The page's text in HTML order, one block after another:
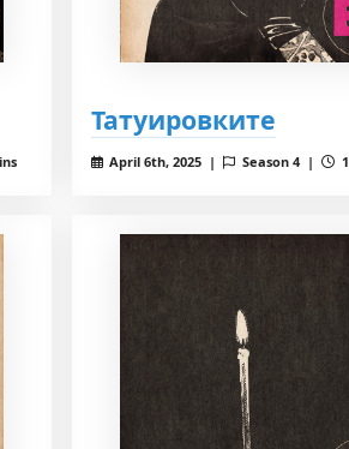
Татуировките
April 6th, 2025 | Season 4 |